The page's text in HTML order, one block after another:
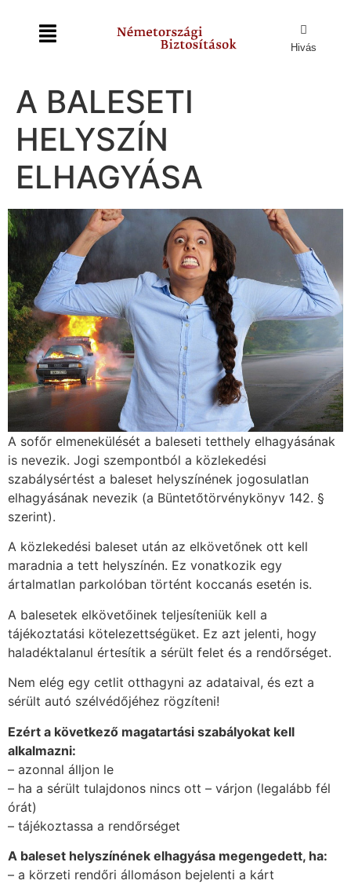
Hivás
A BALESETI
HELYSZÍN
ELHAGYÁSA
A sofőr elmenekülését a baleseti tetthely elhagyásának
is nevezik. Jogi szempontból a közlekedési
szabálysértést a baleset helyszínének jogosulatlan
elhagyásának nevezik (a Büntetőtörvénykönyv 142. §
szerint).
A közlekedési baleset után az elkövetőnek ott kell
maradnia a tett helyszínén. Ez vonatkozik egy
ártalmatlan parkolóban történt koccanás esetén is.
A balesetek elkövetőinek teljesíteniük kell a
tájékoztatási kötelezettségüket. Ez azt jelenti, hogy
haladéktalanul értesítik a sérült felet és a rendőrséget.
Nem elég egy cetlit otthagyni az adataival, és ezt a
sérült autó szélvédőjéhez rögzíteni!
Ezért a következő magatartási szabályokat kell
alkalmazni:
– azonnal álljon le
– ha a sérült tulajdonos nincs ott – várjon (legalább fél
órát)
– tájékoztassa a rendőrséget
A baleset helyszínének elhagyása megengedett, ha:
– a körzeti rendőri állomáson bejelenti a kárt